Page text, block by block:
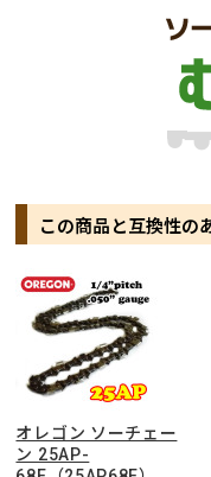
この商品と互換性の
オレゴン ソーチェー
ン 25AP-